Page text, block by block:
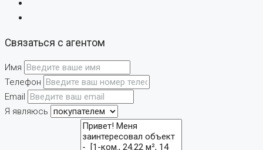
Связаться с агентом
Имя
Телефон
Email
Я являюсь